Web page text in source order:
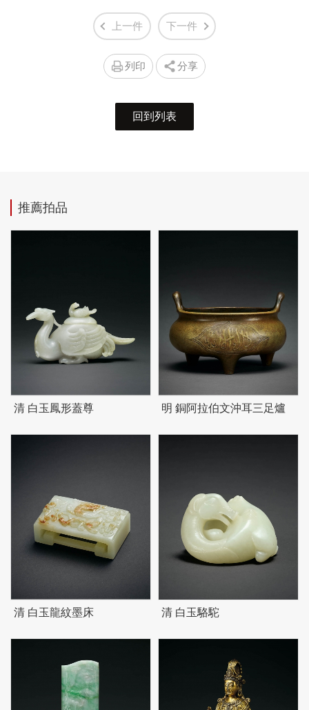
上一件 下一件
列印 分享
回到列表
推薦拍品
清 白玉鳳形蓋尊 明 銅阿拉伯文沖耳三足爐
清 白玉龍紋墨床 清 白玉駱駝